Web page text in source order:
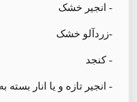
- انجیر خشک
-زردآلو خشک
- کنجد
- انجیر تازه و یا انار بسته